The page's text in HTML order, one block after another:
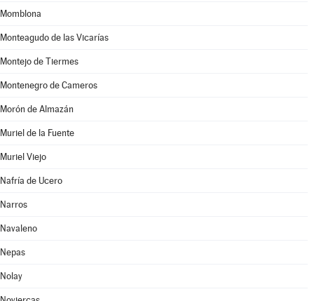
Momblona
Monteagudo de las Vicarías
Montejo de Tiermes
Montenegro de Cameros
Morón de Almazán
Muriel de la Fuente
Muriel Viejo
Nafría de Ucero
Narros
Navaleno
Nepas
Nolay